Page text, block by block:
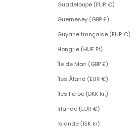
Guadeloupe (EUR €)
Guernesey (GBP £)
Guyane française (EUR €)
Hongrie (HUF Ft)
Île de Man (GBP £)
Îles Åland (EUR €)
Îles Féroé (DKK kr.)
Irlande (EUR €)
Islande (ISK kr)